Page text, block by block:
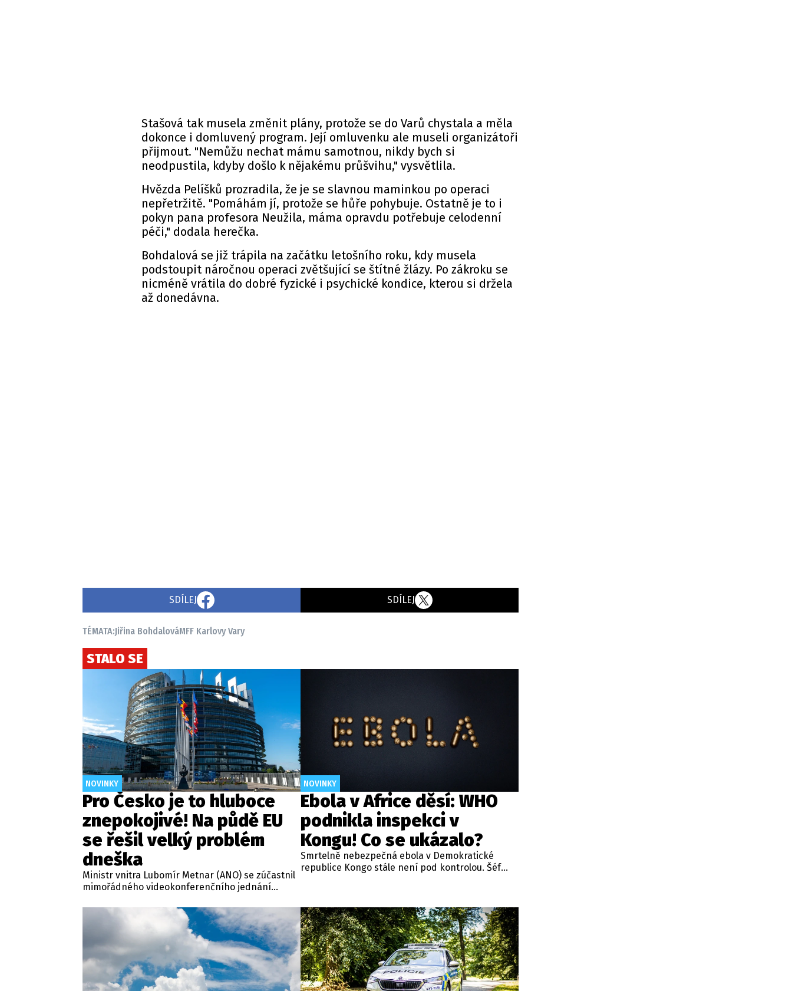
Stašová tak musela změnit plány, protože se do Varů chystala a měla
dokonce i domluvený program. Její omluvenku ale museli organizátoři
přijmout. "Nemůžu nechat mámu samotnou, nikdy bych si
neodpustila, kdyby došlo k nějakému průšvihu," vysvětlila.
Hvězda Pelíšků prozradila, že je se slavnou maminkou po operaci
nepřetržitě. "Pomáhám jí, protože se hůře pohybuje. Ostatně je to i
pokyn pana profesora Neužila, máma opravdu potřebuje celodenní
péči," dodala herečka.
Bohdalová se již trápila na začátku letošního roku, kdy musela
podstoupit náročnou operaci zvětšující se štítné žlázy. Po zákroku se
nicméně vrátila do dobré fyzické i psychické kondice, kterou si držela
až donedávna.
SDÍLEJ SDÍLEJ
TÉMATA:Jiřina BohdalováMFF Karlovy Vary
STALO SE
NOVINKY
Pro Česko je to hluboce
znepokojivé! Na půdě EU
se řešil velký problém
dneška
Ministr vnitra Lubomír Metnar (ANO) se zúčastnil
mimořádného videokonferenčního jednání
svolaného v reakci na migrační situaci ve
španělské exklávě Ceuta. Hlavním tématem byl
aktuální vývoj, přijatá opatření i další postup při
ochraně vnějších hranic Evropské unie.
NOVINKY
Ebola v Africe děsí: WHO
podnikla inspekci v
Kongu! Co se ukázalo?
Smrtelně nebezpečná ebola v Demokratické
republice Kongo stále není pod kontrolou. Šéf